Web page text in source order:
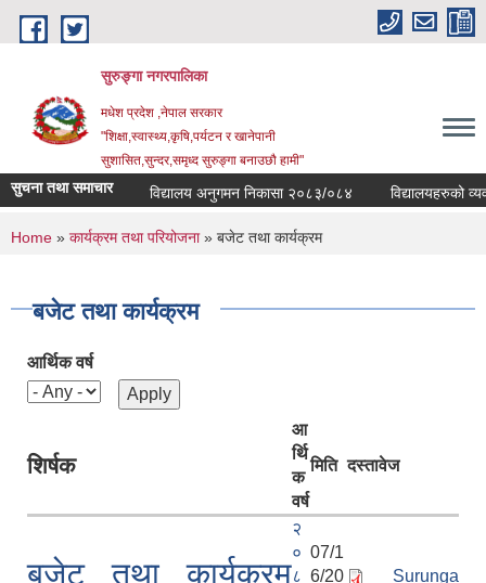
Skip to main content
सुरुङ्‍गा नगरपालिका
मधेश प्रदेश ,नेपाल सरकार
"शिक्षा,स्वास्थ्य,कृषि,पर्यटन र खानेपानी
सुशासित,सुन्दर,समृध्द सुरुङ्गा बनाउछौ हामी"
सुचना तथा समाचार विद्यालय अनुगमन निकासा २०८३/०८४ विद्यालयहरुको
You are here
Home » कार्यक्रम तथा परियोजना» बजेट तथा कार्यक्रम
बजेट तथा कार्यक्रम
आर्थिक वर्ष
शिर्षक
आ
र्थि
क
वर्ष
मिति दस्तावेज
बजेट तथा कार्यक्रम
२
०
८
07/1
6/20
Surunga